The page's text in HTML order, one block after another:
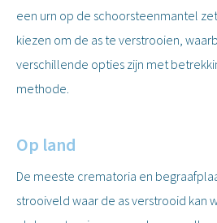
een urn op de schoorsteenmantel
kiezen om de as te verstrooien,
verschillende opties zijn met
methode.
Op land
De meeste crematoria en
strooiveld waar de as verstrooid kan